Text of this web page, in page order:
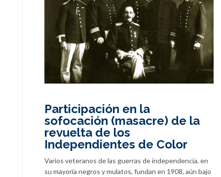
Participación en la
sofocación (masacre) de la
revuelta de los
Independientes de Color
Varios veteranos de las guerras de independencia, en
su mayoría negros y mulatos, fundan en 1908, aún bajo